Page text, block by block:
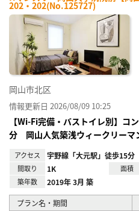
202・202(No.125727)
岡山市北区
情報更新日 2026/08/09 10:25
【Wi-Fi完備・バストイレ別】コ
分 岡山人気築浅ウィークリーマ
アクセス 宇野線「大元駅」徒歩15分
間取り 1K 面積
築年数 2019年 3月 築
プラン名・期間